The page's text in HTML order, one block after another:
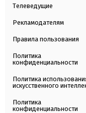
Телеведущие
Рекламодателям
Правила пользования
Политика
конфиденциальности
Политика
искусственного
Политика
конфиденциальности